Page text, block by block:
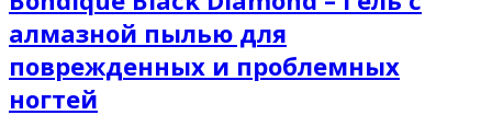
алмазной пылью для
поврежденных и проблемных
ногтей